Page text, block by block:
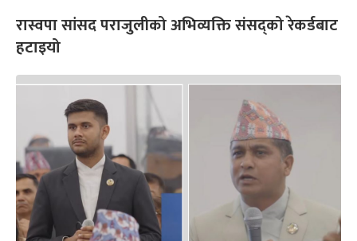
रास्वपा सांसद पराजुलीको अभिव्यक्ति संसद्को रेकर्डबाट
हटाइयो